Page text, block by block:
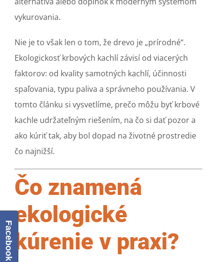
vykurovania.
Nie je to však len o tom, že drevo je „prírodné“.
Ekologickosť krbových kachlí závisí od viacerých
faktorov: od kvality samotných kachlí, účinnosti
spaľovania, typu paliva a správneho používania. V
tomto článku si vysvetlíme, prečo môžu byť krbové
kachle udržateľným riešením, na čo si dať pozor a
ako kúriť tak, aby bol dopad na životné prostredie
čo najnižší.
Čo znamená
ekologické
kúrenie v praxi?
Facebook